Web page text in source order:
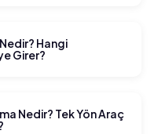
Hangi
Girer?
Nedir? Tek Yön Araç